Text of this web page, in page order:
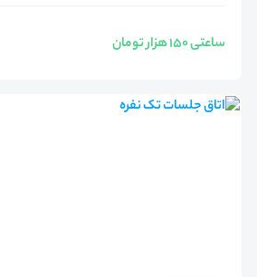
ساعتی 150 هزار تومان